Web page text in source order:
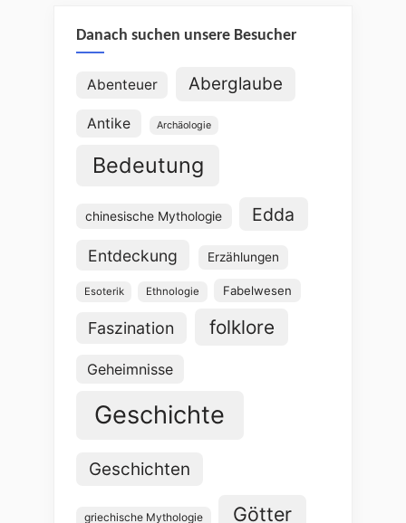
Danach suchen unsere Besucher
Abenteuer Aberglaube
Antike Archäologie
Bedeutung
chinesische Mythologie Edda
Entdeckung Erzählungen
Esoterik Ethnologie Fabelwesen
Faszination folklore
Geheimnisse
Geschichte
Geschichten
griechische Mythologie Götter